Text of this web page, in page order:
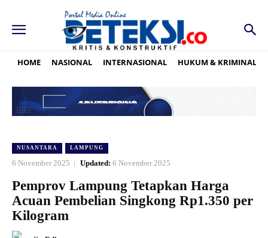
HOME NASIONAL INTERNASIONAL HUKUM & KRIMINAL
NUSANTARA LAMPUNG
6 November 2025 Updated: 6 November 2025
Pemprov Lampung Tetapkan Harga
Acuan Pembelian Singkong Rp1.350 per
Kilogram